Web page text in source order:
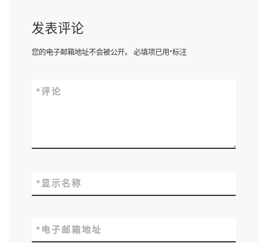
发表评论
您的电子邮箱地址不会被公开。 必填项已用*标注
评论
*
显示名称
*
电子邮箱地址
*